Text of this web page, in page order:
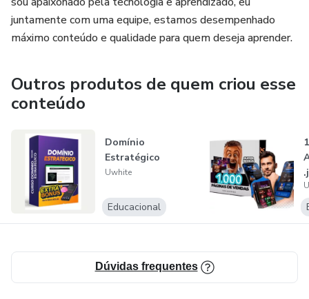
🔹 Como Encontrar Clientes (mesmo do zero)
Estratégias práticas para conseguir seus primeiros clientes,
🔹 Como Precificar seus Serviços com Confiança
Dicas e modelos para começar cobrando mesmo como
iniciante e evoluir até valores profissionais, com propostas
de porcentagem sobre vendas, equity e outros formatos.
🔹 Crescimento e Posicionamento no Mercado
um dos copywriters mais procurados do mercado.
juntamente com uma equipe, estamos desempenhado
máximo conteúdo e qualidade para quem deseja aprender.
Outros produtos de quem criou esse
conteúdo
Domínio
Estratégico
Uwhite
Educacional
Dúvidas frequentes